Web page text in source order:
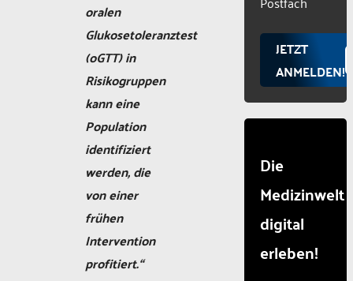
oralen
Glukosetoleranztest
(oGTT) in
Risikogruppen
kann eine
Population
identifiziert
werden, die
von einer
frühen
Intervention
profitiert.“
JETZT
ANMELDEN!
Die
Medizinwelt
digital
erleben!